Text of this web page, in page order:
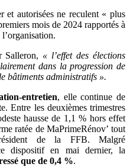
et autorisées ne reculent « plus
mois de 2024 rapportés à
Salleron, « l’effet des élections
dans la progression de
bâtiments administratifs ».
entretien, elle continue de
Entre les deuxièmes trimestres
hausse de 1,1 % hors effet
ratée de MaPrimeRénov’ tout
de la FFB. Malgré
dispositif en mai dernier, la
que de 0,4 %.